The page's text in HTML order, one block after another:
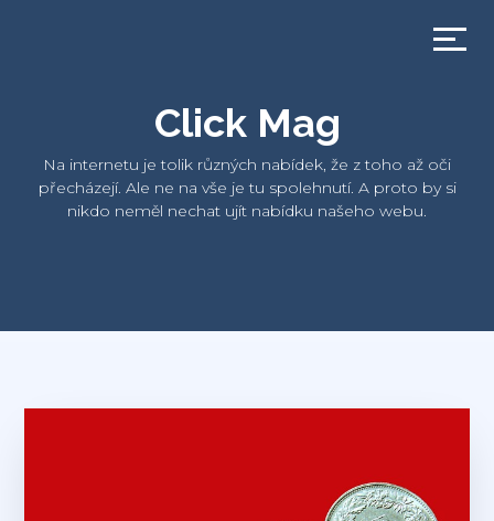
Click Mag
Na internetu je tolik různých nabídek, že z toho až oči
přecházejí. Ale ne na vše je tu spolehnutí. A proto by si
nikdo neměl nechat ujít nabídku našeho webu.